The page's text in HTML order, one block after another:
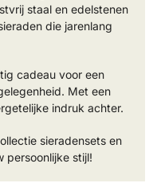
staal en edelstenen
die jarenlang
cadeau voor een
Met een
indruk achter.
sieradensets en
persoonlijke stijl!